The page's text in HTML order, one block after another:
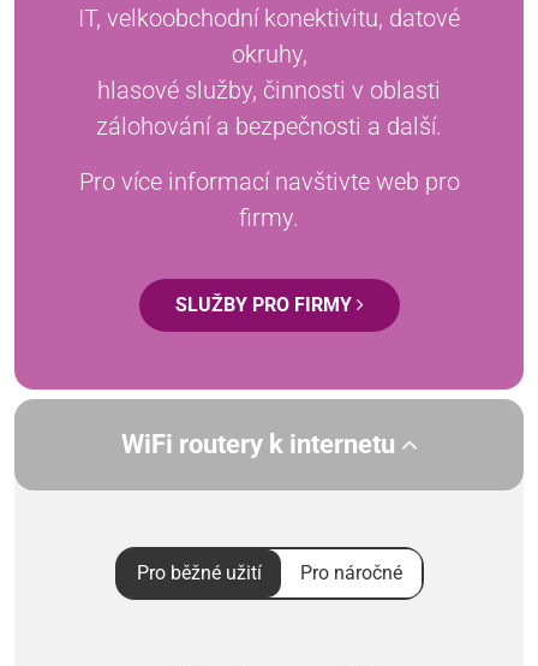
IT, velkoobchodní konektivitu, datové
okruhy,
hlasové služby, činnosti v oblasti
zálohování a bezpečnosti a další.
Pro více informací navštivte web pro
firmy.
SLUŽBY PRO FIRMY
WiFi routery k internetu
Pro běžné užití Pro náročné